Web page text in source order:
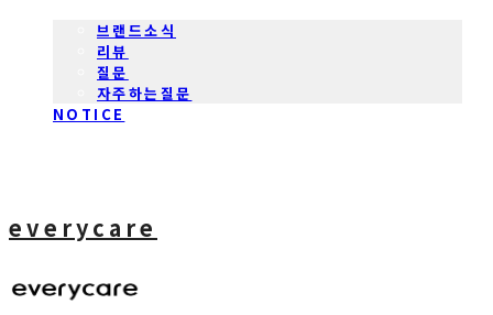
브랜드소식
리뷰
질문
자주하는질문
NOTICE
everycare